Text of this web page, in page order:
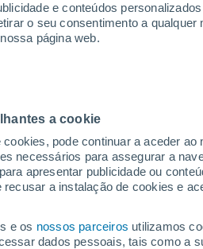
e conteúdos
o seu consentimento a qualquer
página web.
a cookie
pode continuar a aceder
necessários para assegurar a
apresentar publicidade ou
recusar a instalação de cookies e
e os nossos parceiros utilizamos
dados pessoais, tais como a
ACUMULADA
NEVE
ACUMULADA